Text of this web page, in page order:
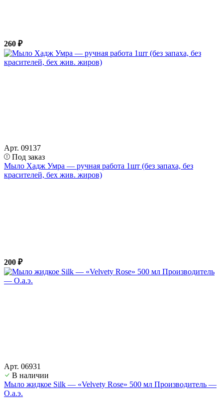
260 ₽
Арт. 09137
Под заказ
Мыло Хадж Умра — ручная работа 1шт (без запаха, без
красителей, бех жив. жиров)
200 ₽
Арт. 06931
В наличии
Мыло жидкое Silk — «Velvety Rose» 500 мл Производитель —
О.а.э.